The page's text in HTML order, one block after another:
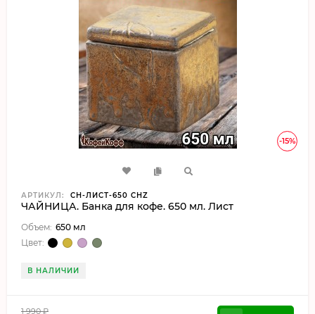
-15%
АРТИКУЛ: CH-ЛИСТ-650 CHZ
ЧАЙНИЦА. Банка для кофе. 650 мл. Лист
Объем: 650 мл
Цвет:
В НАЛИЧИИ
1 990₽